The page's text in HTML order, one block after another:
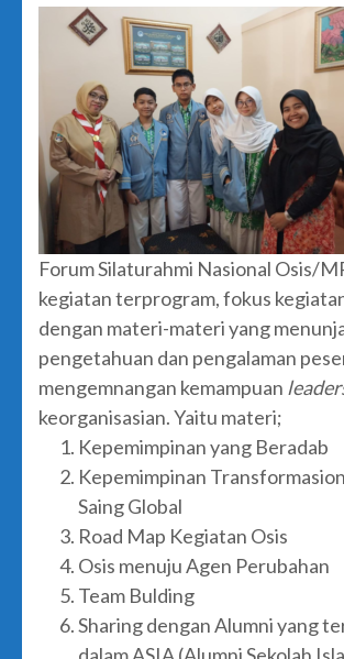
Forum Silaturahmi Nasional Osis/
kegiatan terprogram, fokus
dengan materi-materi yang
pengetahuan dan pengalaman
mengemnangan kemampuan
keorganisasian. Yaitu materi;
Kepemimpinan yang Beradab
Kepemimpinan
Saing Global
Road Map Kegiatan Osis
Osis menuju Agen Perubahan
Team Bulding
Sharing dengan Alumni yang